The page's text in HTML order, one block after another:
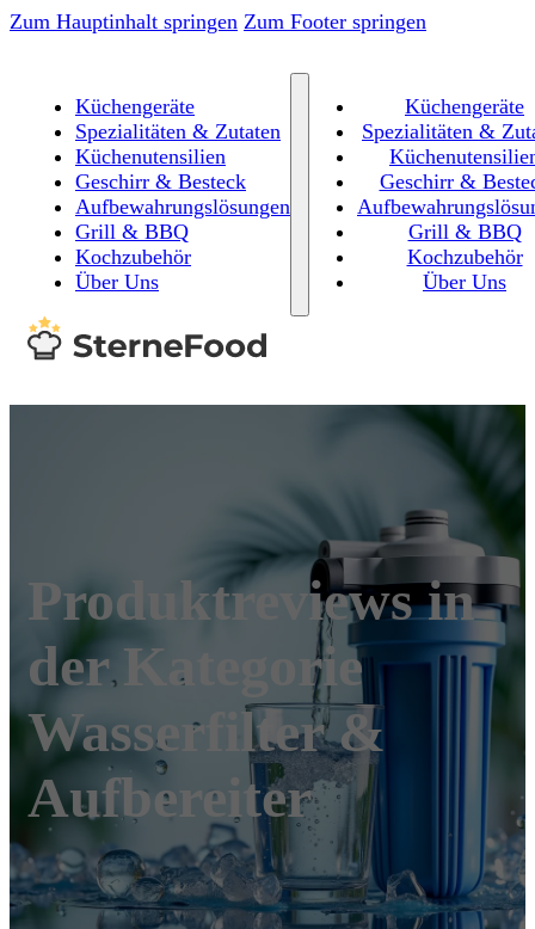
Zum Hauptinhalt springen Zum Footer springen
Küchengeräte
Spezialitäten & Zutaten
Küchenutensilien
Geschirr & Besteck
Aufbewahrungslösungen
Grill & BBQ
Kochzubehör
Über Uns
Küchengeräte
Spezialitäten &
Geschirr &
Grill & BBQ
Kochzubehör
Über Uns
Produktreviews in
der Kategorie
Wasserfilter &
Aufbereiter